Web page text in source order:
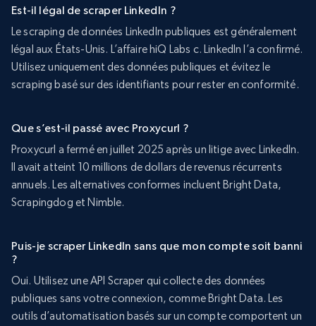
Est-il légal de scraper LinkedIn ?
Le scraping de données LinkedIn publiques est généralement
légal aux États-Unis. L’affaire hiQ Labs c. LinkedIn l’a confirmé.
Utilisez uniquement des données publiques et évitez le
scraping basé sur des identifiants pour rester en conformité.
Que s’est-il passé avec Proxycurl ?
Proxycurl a fermé en juillet 2025 après un litige avec LinkedIn.
Il avait atteint 10 millions de dollars de revenus récurrents
annuels. Les alternatives conformes incluent Bright Data,
Scrapingdog et Nimble.
Puis-je scraper LinkedIn sans que mon compte soit banni
?
Oui. Utilisez une API Scraper qui collecte des données
publiques sans votre connexion, comme Bright Data. Les
outils d’automatisation basés sur un compte comportent un